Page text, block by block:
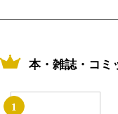
本・雑誌・コミ
1